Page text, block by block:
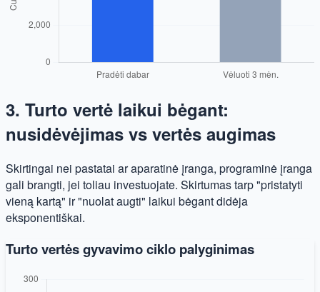
3. Turto vertė laikui bėgant:
nusidėvėjimas vs vertės augimas
Skirtingai nei pastatai ar aparatinė įranga, programinė įranga
gali brangti, jei toliau investuojate. Skirtumas tarp "pristatyti
vieną kartą" ir "nuolat augti" laikui bėgant didėja
eksponentiškai.
Turto vertės gyvavimo ciklo palyginimas